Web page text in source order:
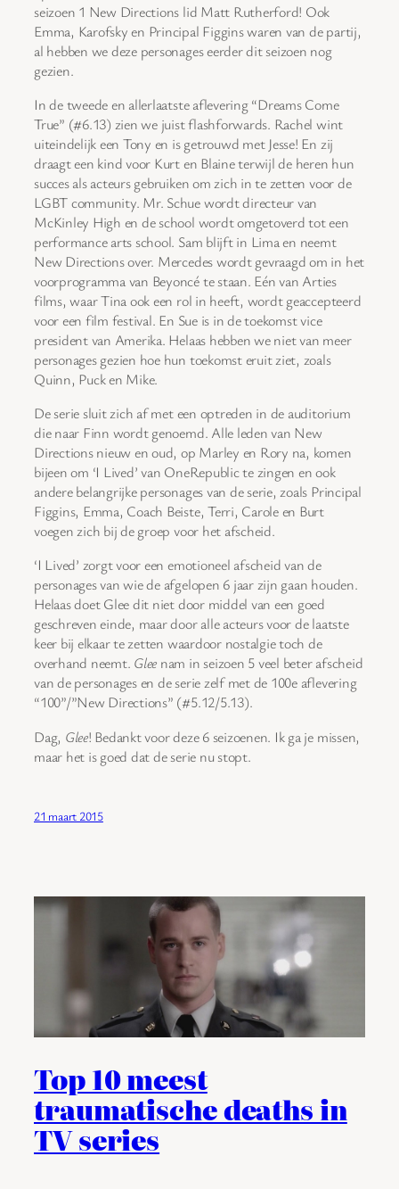
seizoen 1 New Directions lid Matt Rutherford! Ook
Emma, Karofsky en Principal Figgins waren van de partij,
al hebben we deze personages eerder dit seizoen nog
gezien.
In de tweede en allerlaatste aflevering “Dreams Come
True” (#6.13) zien we juist flashforwards. Rachel wint
uiteindelijk een Tony en is getrouwd met Jesse! En zij
draagt een kind voor Kurt en Blaine terwijl de heren hun
succes als acteurs gebruiken om zich in te zetten voor de
LGBT community. Mr. Schue wordt directeur van
McKinley High en de school wordt omgetoverd tot een
performance arts school. Sam blijft in Lima en neemt
New Directions over. Mercedes wordt gevraagd om in het
voorprogramma van Beyoncé te staan. Eén van Arties
films, waar Tina ook een rol in heeft, wordt geaccepteerd
voor een film festival. En Sue is in de toekomst vice
president van Amerika. Helaas hebben we niet van meer
personages gezien hoe hun toekomst eruit ziet, zoals
Quinn, Puck en Mike.
De serie sluit zich af met een optreden in de auditorium
die naar Finn wordt genoemd. Alle leden van New
Directions nieuw en oud, op Marley en Rory na, komen
bijeen om ‘I Lived’ van OneRepublic te zingen en ook
andere belangrijke personages van de serie, zoals Principal
Figgins, Emma, Coach Beiste, Terri, Carole en Burt
voegen zich bij de groep voor het afscheid.
‘I Lived’ zorgt voor een emotioneel afscheid van de
personages van wie de afgelopen 6 jaar zijn gaan houden.
Helaas doet Glee dit niet door middel van een goed
geschreven einde, maar door alle acteurs voor de laatste
keer bij elkaar te zetten waardoor nostalgie toch de
overhand neemt. Glee nam in seizoen 5 veel beter afscheid
van de personages en de serie zelf met de 100e aflevering
“100”/”New Directions” (#5.12/5.13).
Dag, Glee! Bedankt voor deze 6 seizoenen. Ik ga je missen,
maar het is goed dat de serie nu stopt.
21 maart 2015
Top 10 meest
traumatische deaths in
TV series